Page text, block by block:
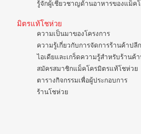
รู้จักผู้เชี่ยวชาญด้านอาหารของแม็ค
มิตรแท้โชห่วย
ความเป็นมาของโครงการ
ความรู้เกี่ยวกับการจัดการร้านค้าปลีก
ไอเดียและเกร็ดความรู้สำหรับร้านค้
สมัครสมาชิกแม็คโครมิตรแท้โชห่วย
ตารางกิจกรรมเพื่อผู้ประกอบการ
ร้านโชห่วย